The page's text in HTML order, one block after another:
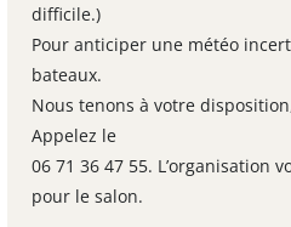
difficile.)
Pour anticiper une météo
bateaux.
Nous tenons à votre
Appelez le
06 71 36 47 55.
pour le salon.